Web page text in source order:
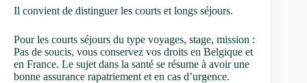
Il convient de distinguer les courts et longs séjours.
Pour les courts séjours du type voyages, stage, mission :
Pas de soucis, vous conservez vos droits en Belgique et
en France. Le sujet dans la santé se résume à avoir une
bonne assurance rapatriement et en cas d’urgence.